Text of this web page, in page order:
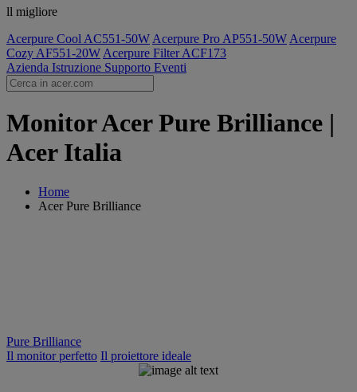
ll migliore
Acerpure Cool AC551-50W Acerpure Pro AP551-50W Acerpure
Cozy AF551-20W Acerpure Filter ACF173
Azienda Istruzione Supporto Eventi
Monitor Acer Pure Brilliance |
Acer Italia
Home
Acer Pure Brilliance
Pure Brilliance
Il monitor perfetto Il proiettore ideale